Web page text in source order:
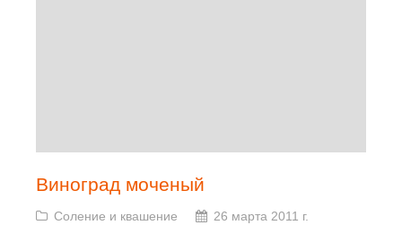
Виноград моченый
Соление и квашение 26 марта 2011 г.